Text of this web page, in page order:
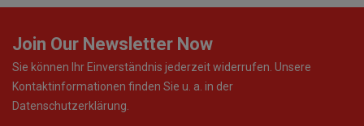
Join Our Newsletter Now
Sie können Ihr Einverständnis jederzeit widerrufen. Unsere
Kontaktinformationen finden Sie u. a. in der
Datenschutzerklärung.